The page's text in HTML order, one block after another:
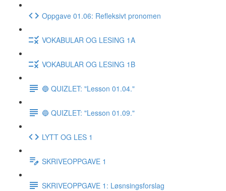
Oppgave 01.06: Refleksivt pronomen
VOKABULAR OG LESING 1A
VOKABULAR OG LESING 1B
🔵 QUIZLET: "Lesson 01.04."
🔵 QUIZLET: "Lesson 01.09."
LYTT OG LES 1
SKRIVEOPPGAVE 1
SKRIVEOPPGAVE 1: Løsnsingsforslag